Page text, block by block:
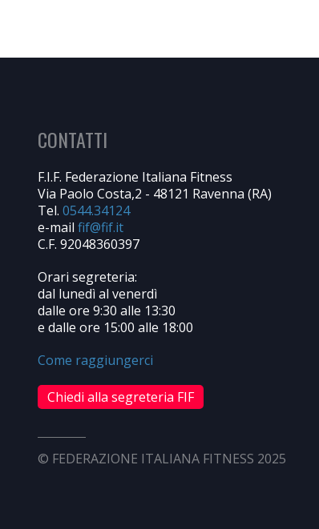
CONTATTI
F.I.F. Federazione Italiana Fitness
Via Paolo Costa,2 - 48121 Ravenna (RA)
Tel. 0544.34124
e-mail
C.F. 92048360397
Orari segreteria:
dal lunedì al venerdì
dalle ore 9:30 alle 13:30
e dalle ore 15:00 alle 18:00
Come raggiungerci
Chiedi alla segreteria FIF
© FEDERAZIONE ITALIANA FITNESS 2025